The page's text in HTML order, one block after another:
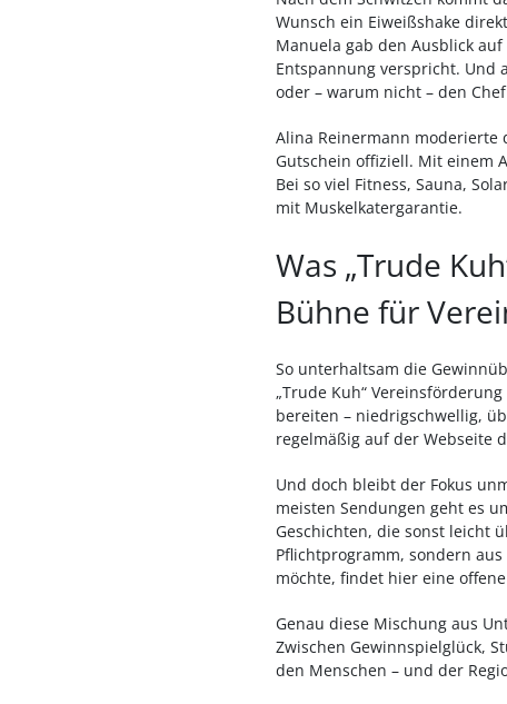
Wunsch ein Eiweißshake
Manuela gab den Ausblick
Entspannung verspricht. Und
oder – warum nicht – den
Alina Reinermann moderierte
Gutschein offiziell. Mit einem
Bei so viel Fitness, Sauna,
mit Muskelkatergarantie.
Was „Trude
Bühne für
So unterhaltsam die
„Trude Kuh“
bereiten – niedrigschwellig,
regelmäßig auf der Webseite
Und doch bleibt der Fokus
meisten Sendungen geht es
Geschichten, die sonst leicht
Pflichtprogramm, sondern
möchte, findet hier eine
Genau diese Mischung aus
Zwischen Gewinnspielglück,
den Menschen – und der